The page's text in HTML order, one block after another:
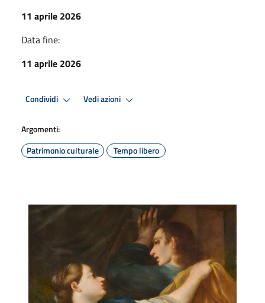
11 aprile 2026
Data fine:
11 aprile 2026
Condividi Vedi azioni
Argomenti:
Patrimonio culturale
Tempo libero